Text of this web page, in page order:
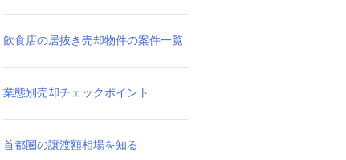
飲食店の居抜き売却物件の案件一覧
業態別売却チェックポイント
首都圏の譲渡額相場を知る